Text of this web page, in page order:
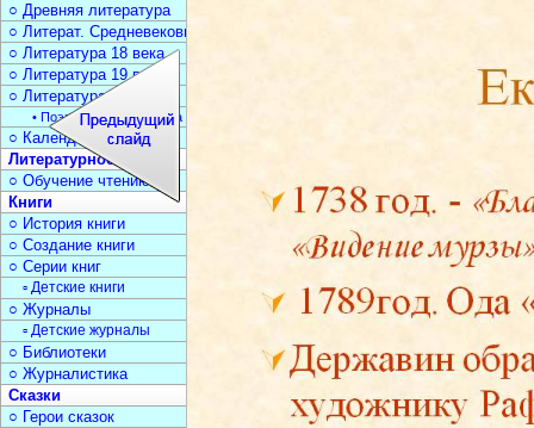
○ Древняя литература
○ Литерат. Средневековья
○ Литература 18 века
○ Литература 19 века
○ Литература 20 века
• Поэзия Серебрян. века
○ Календарь дат
Литературное чтение
○ Обучение чтению
Книги
○ История книги
○ Создание книги
○ Серии книг
▫ Детские книги
○ Журналы
▫ Детские журналы
○ Библиотеки
○ Журналистика
Сказки
○ Герои сказок